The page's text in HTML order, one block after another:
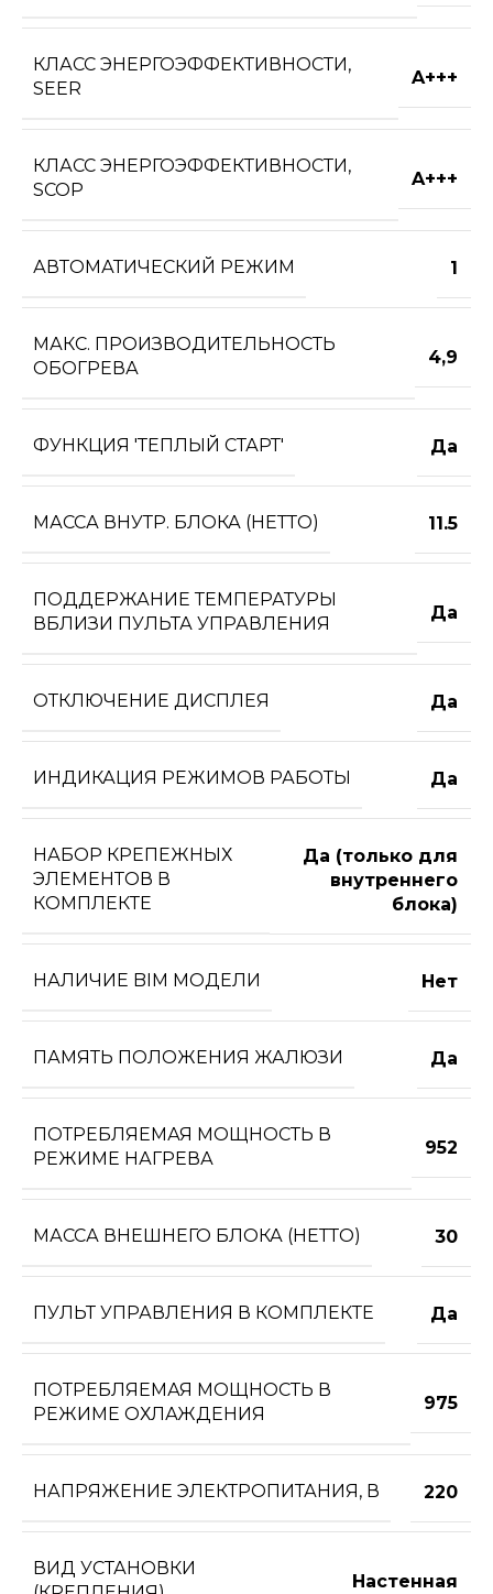
КЛАСС ЭНЕРГОЭФФЕКТИВНОСТИ,
SEER
A+++
КЛАСС ЭНЕРГОЭФФЕКТИВНОСТИ,
SCOP
A+++
АВТОМАТИЧЕСКИЙ РЕЖИМ 1
МАКС. ПРОИЗВОДИТЕЛЬНОСТЬ
ОБОГРЕВА
4,9
ФУНКЦИЯ 'ТЕПЛЫЙ СТАРТ' Да
МАССА ВНУТР. БЛОКА (НЕТТО) 11.5
ПОДДЕРЖАНИЕ ТЕМПЕРАТУРЫ
ВБЛИЗИ ПУЛЬТА УПРАВЛЕНИЯ
Да
ОТКЛЮЧЕНИЕ ДИСПЛЕЯ Да
ИНДИКАЦИЯ РЕЖИМОВ РАБОТЫ Да
НАБОР КРЕПЕЖНЫХ
ЭЛЕМЕНТОВ В
КОМПЛЕКТЕ
Да (только для
внутреннего
блока)
НАЛИЧИЕ BIM МОДЕЛИ Нет
ПАМЯТЬ ПОЛОЖЕНИЯ ЖАЛЮЗИ Да
ПОТРЕБЛЯЕМАЯ МОЩНОСТЬ В
РЕЖИМЕ НАГРЕВА
952
МАССА ВНЕШНЕГО БЛОКА (НЕТТО) 30
ПУЛЬТ УПРАВЛЕНИЯ В КОМПЛЕКТЕ Да
ПОТРЕБЛЯЕМАЯ МОЩНОСТЬ В
РЕЖИМЕ ОХЛАЖДЕНИЯ
975
НАПРЯЖЕНИЕ ЭЛЕКТРОПИТАНИЯ, В 220
ВИД УСТАНОВКИ
Настенная